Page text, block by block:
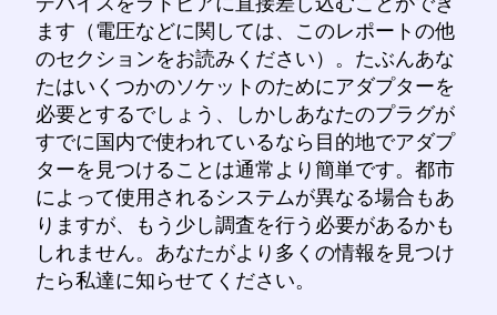
ます（電圧などに関しては、このレポートの他
のセクションをお読みください）。たぶんあな
たはいくつかのソケットのためにアダプターを
必要とするでしょう、しかしあなたのプラグが
すでに国内で使われているなら目的地でアダプ
ターを見つけることは通常より簡単です。都市
によって使用されるシステムが異なる場合もあ
りますが、もう少し調査を行う必要があるかも
しれません。あなたがより多くの情報を見つけ
たら私達に知らせてください。